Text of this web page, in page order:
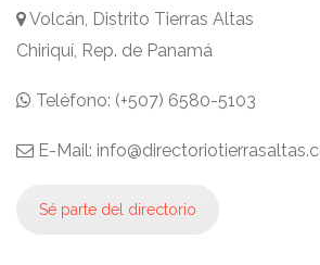
Volcán, Distrito Tierras Altas
Chiriquí, Rep. de Panamá
Teléfono: (+507) 6580-5103
E-Mail:
Sé parte del directorio